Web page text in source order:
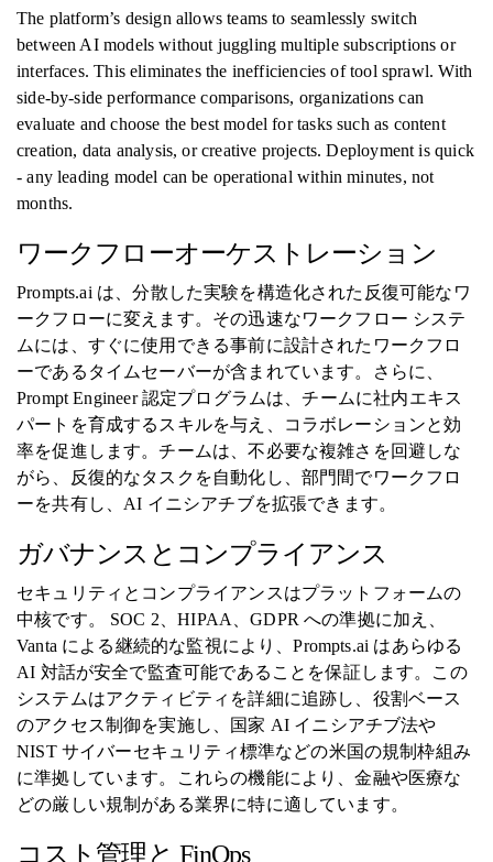
The platform’s design allows teams to seamlessly switch
between AI models without juggling multiple subscriptions or
interfaces. This eliminates the inefficiencies of tool sprawl. With
side-by-side performance comparisons, organizations can
evaluate and choose the best model for tasks such as content
creation, data analysis, or creative projects. Deployment is quick
- any leading model can be operational within minutes, not
months.
ワークフローオーケストレーション
Prompts.ai は、分散した実験を構造化された反復可能なワ
ークフローに変えます。その迅速なワークフロー システ
ムには、すぐに使用できる事前に設計されたワークフロ
ーであるタイムセーバーが含まれています。さらに、
Prompt Engineer 認定プログラムは、チームに社内エキス
パートを育成するスキルを与え、コラボレーションと効
率を促進します。チームは、不必要な複雑さを回避しな
がら、反復的なタスクを自動化し、部門間でワークフロ
ーを共有し、AI イニシアチブを拡張できます。
ガバナンスとコンプライアンス
セキュリティとコンプライアンスはプラットフォームの
中核です。 SOC 2、HIPAA、GDPR への準拠に加え、
Vanta による継続的な監視により、Prompts.ai はあらゆる
AI 対話が安全で監査可能であることを保証します。この
システムはアクティビティを詳細に追跡し、役割ベース
のアクセス制御を実施し、国家 AI イニシアチブ法や
NIST サイバーセキュリティ標準などの米国の規制枠組み
に準拠しています。これらの機能により、金融や医療な
どの厳しい規制がある業界に特に適しています。
コスト管理と FinOps